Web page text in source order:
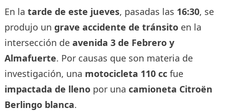
En la tarde de este jueves, pasadas las 16:30, se
produjo un grave accidente de tránsitoen la
intersección de avenida 3 de Febrero y
Almafuerte. Por causas que son materia de
investigación, una motocicleta 110 ccfue
impactada de llenopor una camioneta Citroën
Berlingo blanca.